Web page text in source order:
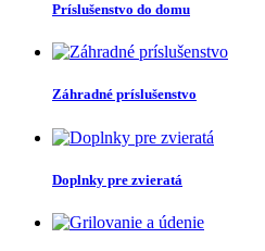
Príslušenstvo do domu
Záhradné príslušenstvo
Doplnky pre zvieratá